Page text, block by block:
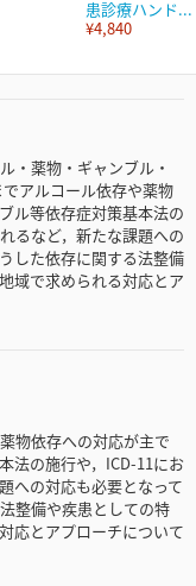
患診療ハンド...
¥4,840
・薬物・ギャンブル・
アルコール依存や薬物
ル等依存症対策基本法の
るなど，新たな課題への
した依存に関する法整備
域で求められる対応とア
物依存への対応が主で
法の施行や，ICD-11にお
への対応も必要となって
整備や疾患としての特
応とアプローチについて